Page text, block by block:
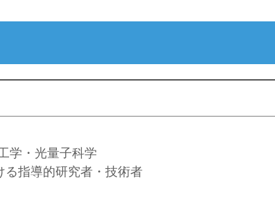
学・光量子科学
指導的研究者・技術者